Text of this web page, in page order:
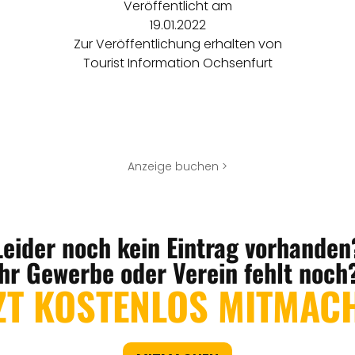
Veröffentlicht am
19.01.2022
Zur Veröffentlichung erhalten von
Tourist Information Ochsenfurt
Anzeige buchen >
noch kein Eintrag
Gewerbe oder Verein fehlt
KOSTENLOS